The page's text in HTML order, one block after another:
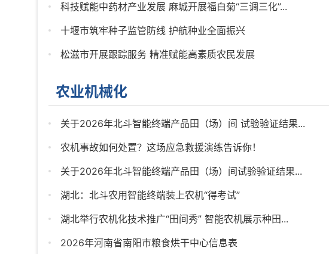
科技赋能中药材产业发展 麻城开展福白菊“三调三化”...
十堰市筑牢种子监管防线 护航种业全面振兴
松滋市开展跟踪服务 精准赋能高素质农民发展
农业机械化
关于2026年北斗智能终端产品田（场）间 试验验证结果...
农机事故如何处置？这场应急救援演练告诉你！
关于2026年北斗智能终端产品田（场）间试验验证结果...
湖北：北斗农用智能终端装上农机“得考试”
湖北举行农机化技术推广“田间秀” 智能农机展示种田...
2026年河南省南阳市粮食烘干中心信息表